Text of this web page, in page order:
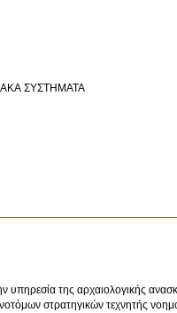
ΣΥΣΤΗΜΑΤΑ
υπηρεσία της αρχαιολογικής
στρατηγικών τεχνητής